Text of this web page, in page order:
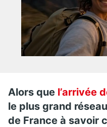
Alors que l’arrivée
le plus grand
de France à savoir